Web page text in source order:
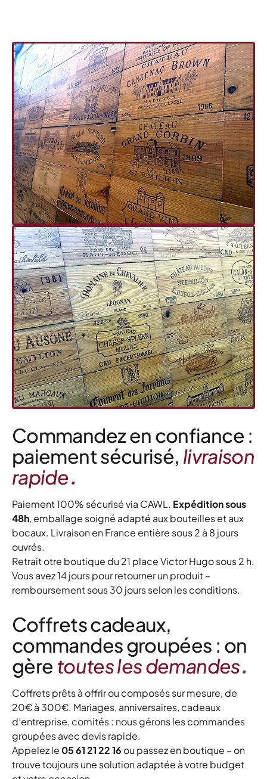
Commandez en confiance :
paiement sécurisé, livraison
rapide.
Paiement 100% sécurisé via CAWL. Expédition sous
48h, emballage soigné adapté aux bouteilles et aux
bocaux. Livraison en France entière sous 2 à 8 jours
ouvrés.
Retrait otre boutique du 21 place Victor Hugo sous 2 h.
Vous avez 14 jours pour retourner un produit –
remboursement sous 30 jours selon les conditions.
Coffrets cadeaux,
commandes groupées : on
gère toutes les demandes.
Coffrets prêts à offrir ou composés sur mesure, de
20€ à 300€. Mariages, anniversaires, cadeaux
d’entreprise, comités : nous gérons les commandes
groupées avec devis rapide.
Appelez le 05 61 21 22 16 ou passez en boutique – on
trouve toujours une solution adaptée à votre budget